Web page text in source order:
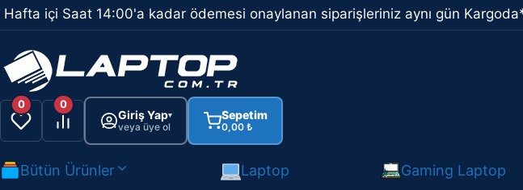
İçeriğe
atla
Hafta içi Saat 14:00'a kadar ödemesi onaylanan siparişleriniz aynı gün
0 0
Giriş Yap▾
veya üye ol
Sepetim
0,00 ₺
Bütün Ürünler Laptop Gaming Laptop